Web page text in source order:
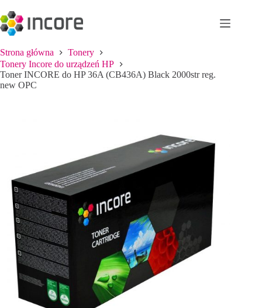
do
treści
Strona główna
Tonery
Tonery Incore do urządzeń HP
Toner INCORE do HP 36A (CB436A) Black 2000str reg.
new OPC